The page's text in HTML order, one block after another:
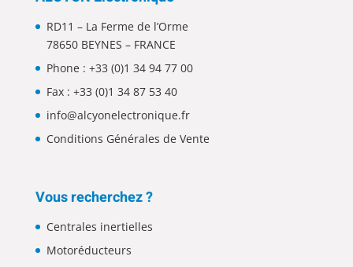
RD11 – La Ferme de l’Orme
78650 BEYNES – FRANCE
Phone : +33 (0)1 34 94 77 00
Fax : +33 (0)1 34 87 53 40
info@alcyonelectronique.fr
Conditions Générales de Vente
Vous recherchez ?
Centrales inertielles
Motoréducteurs